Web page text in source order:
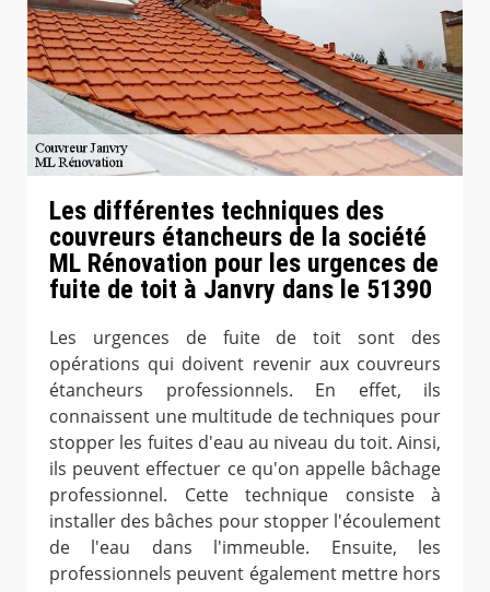
Les différentes techniques des
couvreurs étancheurs de la société
ML Rénovation pour les urgences de
fuite de toit à Janvry dans le 51390
Les urgences de fuite de toit sont des
opérations qui doivent revenir aux couvreurs
étancheurs professionnels. En effet, ils
connaissent une multitude de techniques pour
stopper les fuites d'eau au niveau du toit. Ainsi,
ils peuvent effectuer ce qu'on appelle bâchage
professionnel. Cette technique consiste à
installer des bâches pour stopper l'écoulement
de l'eau dans l'immeuble. Ensuite, les
professionnels peuvent également mettre hors